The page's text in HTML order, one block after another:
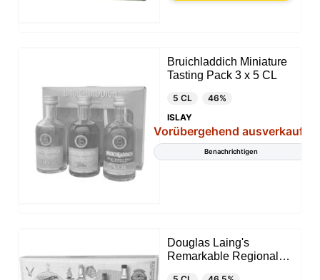
Bruichladdich Miniature
Tasting Pack 3 x 5 CL
5 CL
46%
ISLAY
Vorübergehend ausverkauft
Benachrichtigen
Douglas Laing's
Remarkable Regional